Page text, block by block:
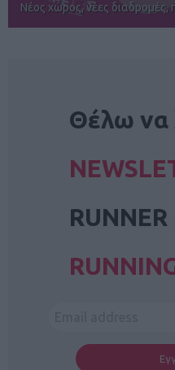
Αγώνες για όλους στην Ρόδο
Θέλω να